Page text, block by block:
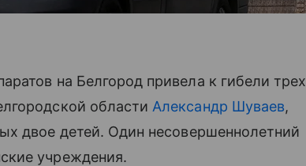
на Белгород привела к гибели трех
области Александр Шуваев,
двое детей. Один несовершеннолетний
учреждения.